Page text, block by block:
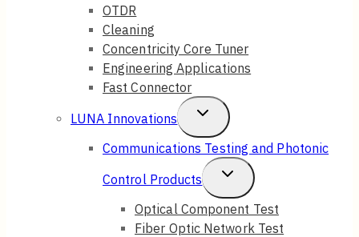
OTDR
Cleaning
Concentricity Core Tuner
Engineering Applications
Fast Connector
LUNA Innovations
Toggle
Child
Menu
Communications Testing and Photonic
Control Products
Toggle
Child
Menu
Optical Component Test
Fiber Optic Network Test